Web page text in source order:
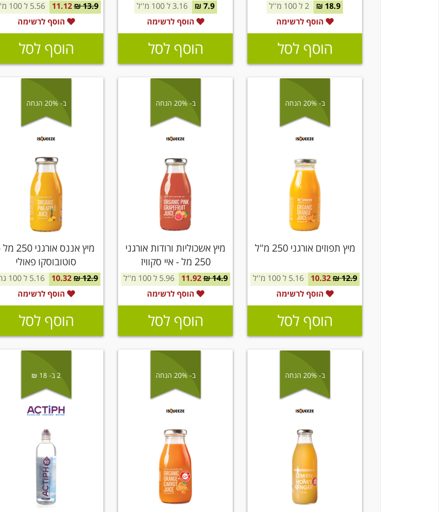
18.9 ₪
הוסף לרשימה
הוסף לסל
7.9 ₪
3.16 ל 100 מ''ל
הוסף לרשימה
הוסף לסל
13.9 ₪
11.12
5.56 ל 100 מ''ל
הוסף לרשימה
הוסף לסל
ב- 20% הנחה
מיץ תפוזים אורגני 250 מ"ל
12.9 ₪
10.32
5.16 ל 100 מ''ל
הוסף לרשימה
הוסף לסל
ב- 20% הנחה
מיץ אשכוליות ורודות אורגני
250 מל - איי סקוויז
14.9 ₪
11.92
5.96 ל 100 מ''ל
הוסף לרשימה
הוסף לסל
ב- 20% הנחה
מיץ אננס אורגני
סוטובוסקו פאולי
12.9 ₪
10.32
הוסף לרשימה
הוסף לסל
ב- 20% הנחה ב- 20% הנחה 2 ב- 18 ₪